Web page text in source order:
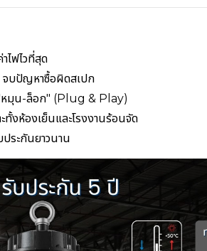
ไฟไวที่สุด
จบปัญหาซื้อผิดสเปก
"หมุน-ล็อก" (Plug & Play)
งห้องเย็นและโรงงานร้อนจัด
ระกันยาวนาน